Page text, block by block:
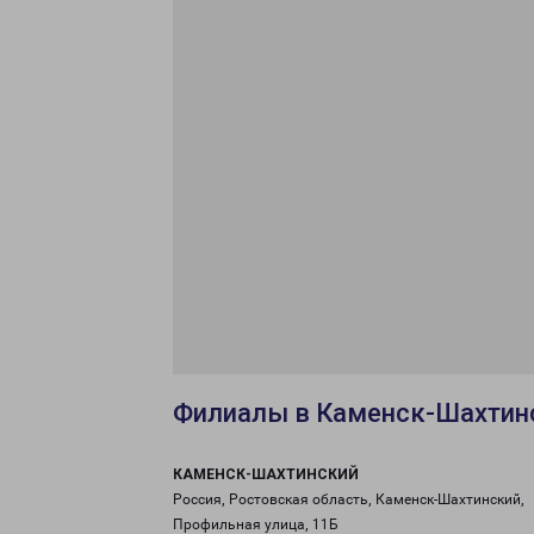
Филиалы в Каменск-
КАМЕНСК-ШАХТИНСКИЙ
Россия, Ростовская область, Каменск-Шахтинский,
Профильная улица, 11Б